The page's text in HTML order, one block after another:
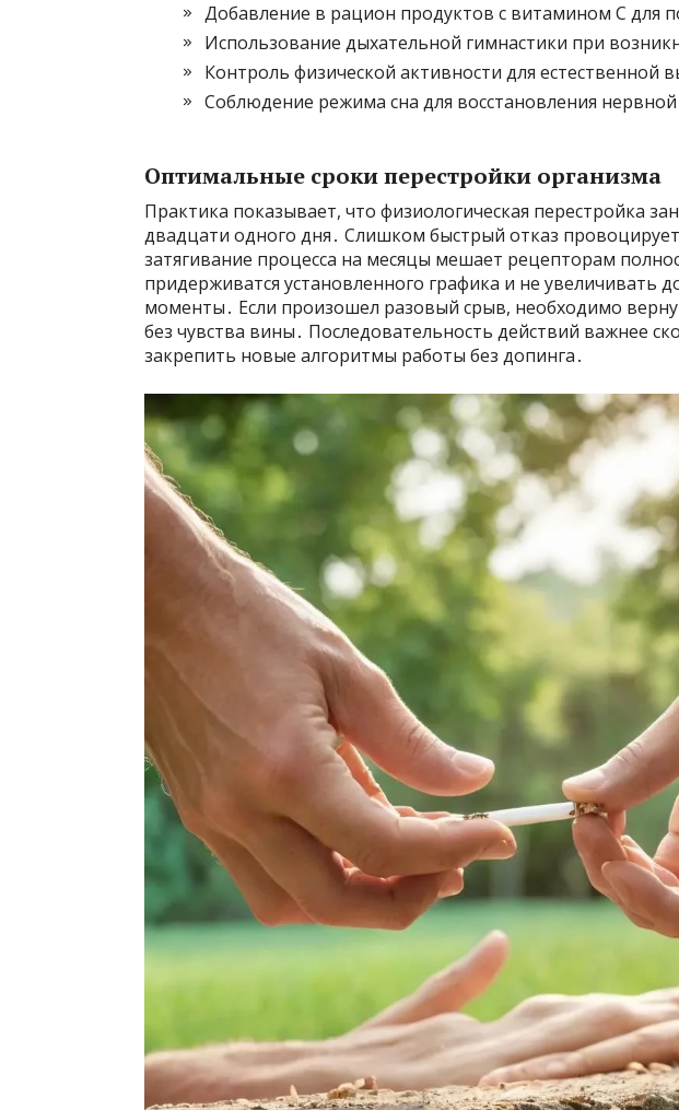
Добавление в рацион продуктов с витамином С для
Использование дыхательной гимнастики при
Контроль физической активности для естественной
Соблюдение режима сна для восстановления нервной
Оптимальные сроки перестройки организма
Практика показывает, что физиологическая перестройка
двадцати одного дня․ Слишком быстрый отказ
затягивание процесса на месяцы мешает рецепторам
придерживатся установленного графика и не увеличивать
моменты․ Если произошел разовый срыв, необходимо
без чувства вины․ Последовательность действий важнее
закрепить новые алгоритмы работы без допинга․